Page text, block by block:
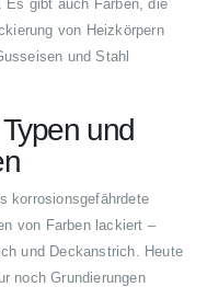
Es gibt auch Farben, die
von Heizkörpern
und Stahl
und
korrosionsgefährdete
von Farben lackiert –
und Deckanstrich. Heute
noch Grundierungen